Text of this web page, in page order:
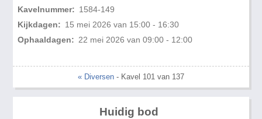
Kavelnummer: 1584-149
Kijkdagen: 15 mei 2026 van 15:00 - 16:30
Ophaaldagen: 22 mei 2026 van 09:00 - 12:00
« Diversen - Kavel 101 van 137
Huidig bod